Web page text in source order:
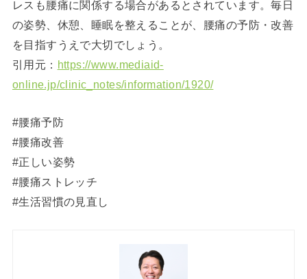
レスも腰痛に関係する場合があるとされています。毎日
の姿勢、休憩、睡眠を整えることが、腰痛の予防・改善
を目指すうえで大切でしょう。
引用元： https://www.mediaid-
online.jp/clinic_notes/information/1920/
#腰痛予防
#腰痛改善
#正しい姿勢
#腰痛ストレッチ
#生活習慣の見直し